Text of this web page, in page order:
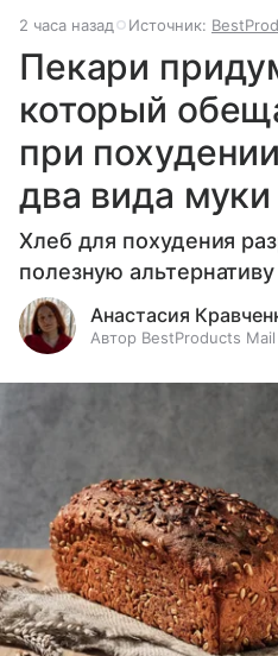
2 часа назад Источник:
Пекари
который
при
два вида муки
Хлеб для похудения
полезную
Анастасия
Автор BestProducts Mail